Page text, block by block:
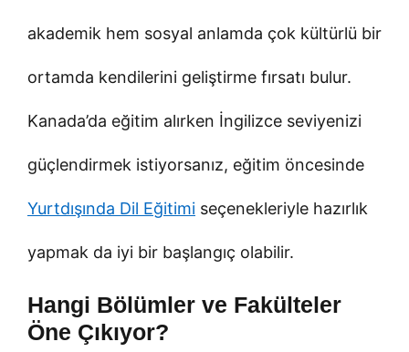
akademik hem sosyal anlamda çok kültürlü bir
ortamda kendilerini geliştirme fırsatı bulur.
Kanada’da eğitim alırken İngilizce seviyenizi
güçlendirmek istiyorsanız, eğitim öncesinde
Yurtdışında Dil Eğitimi seçenekleriyle hazırlık
yapmak da iyi bir başlangıç olabilir.
Hangi Bölümler ve Fakülteler
Öne Çıkıyor?